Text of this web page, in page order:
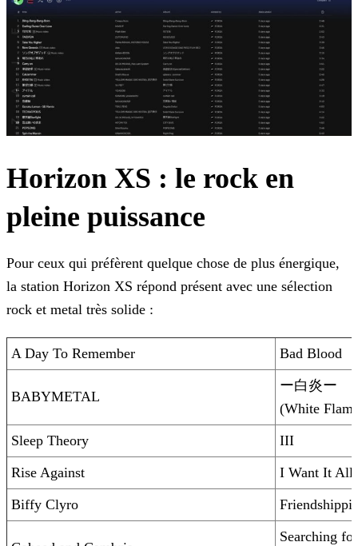
Horizon XS : le rock en
pleine puissance
Pour ceux qui préfèrent quelque chose de plus énergique,
la station Horizon XS répond présent avec une sélection
rock et metal très solide :
A Day To Remember Bad Blood
BABYMETAL
ー白炎ー
(White
Sleep Theory
III
Rise Against
I Want It All
Biffy Clyro
Searching for